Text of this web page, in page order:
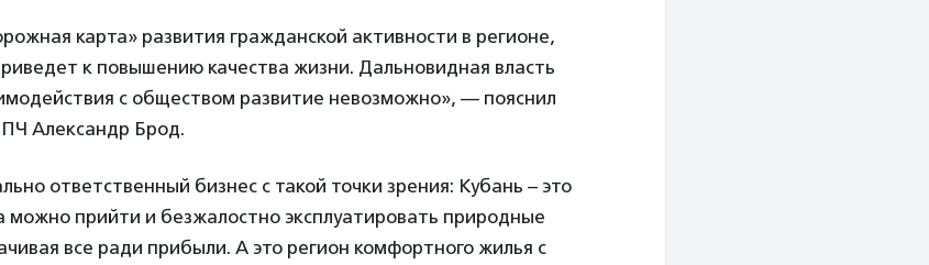
карта» развития гражданской активности в регионе,
к повышению качества жизни. Дальновидная власть
с обществом развитие невозможно», — пояснил
Александр Брод.
ответственный бизнес с такой точки зрения: Кубань – это
можно прийти и безжалостно эксплуатировать природные
все ради прибыли. А это регион комфортного жилья с